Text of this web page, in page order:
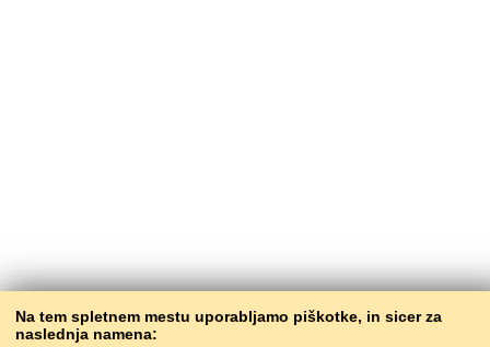
Na tem spletnem mestu uporabljamo piškotke, in sicer za
naslednja namena: